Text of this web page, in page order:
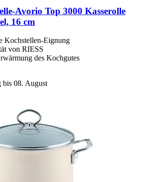
​Avorio Top 3000 Kasserolle
16 cm
Kochstellen-Eignung
von RIESS
des Kochgutes
bis 08. August